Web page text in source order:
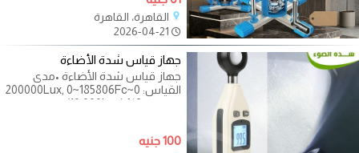
القاهرة، القاهرة
جهاز قياس شدة الأضاءة
جهاز قياس شدة الأضاءة •مدى
القياس: 0~200000Lux, 0~185806Fc
•الدقة:±3% (10,000Lux) •وقت
100 جنيه